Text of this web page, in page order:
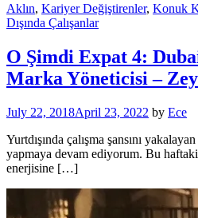
Aklın, Kariyer Değiştirenler, Konuk
Dışında Çalışanlar
O Şimdi Expat 4:
Marka Yöneticisi –
July 22, 2018April 23, 2022 by Ece
Yurtdışında çalışma şansını
yapmaya devam ediyorum. Bu
enerjisine […]